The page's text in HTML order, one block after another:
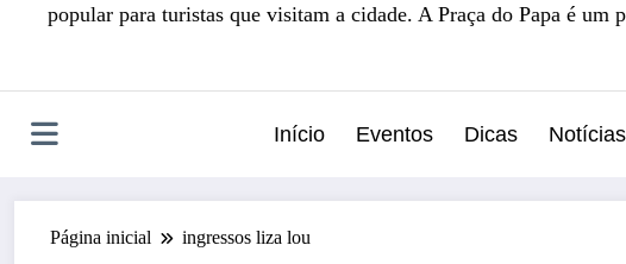
popular para turistas que visitam a cidade. A Praça do Papa é
Início Eventos Dicas Notícias
Página inicial ingressos liza lou